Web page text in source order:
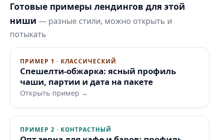
Готовые примеры лендингов для этой
ниши — разные стили, можно открыть и
потыкать
ПРИМЕР 1 · КЛАССИЧЕСКИЙ
Спешелти-обжарка: ясный профиль
чаши, партии и дата на пакете
Открыть пример →
ПРИМЕР 2 · КОНТРАСТНЫЙ